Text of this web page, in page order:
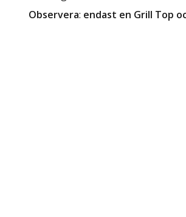
Observera: endast en Grill Top